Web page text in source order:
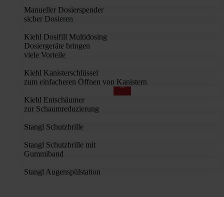
Manueller Dosierspender
sicher Dosieren
Kiehl Dosifill Multidosing
Dosiergeräte bringen
viele Vorteile
Kiehl Kanisterschlüssel
zum einfacheren Öffnen von Kanistern
%
Kiehl Entschäumer
zur Schaumreduzierung
Stangl Schutzbrille
Stangl Schutzbrille mit
Gummiband
Stangl Augenspülstation